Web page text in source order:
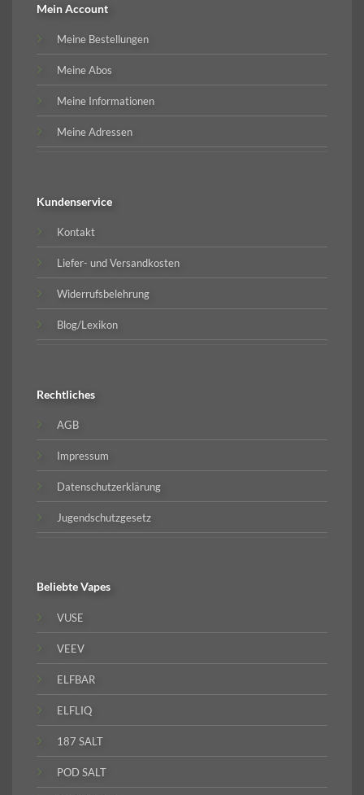
Mein Account
Meine Bestellungen
Meine Abos
Meine Informationen
Meine Adressen
Kundenservice
Kontakt
Liefer- und Versandkosten
Widerrufsbelehrung
Blog/Lexikon
Rechtliches
AGB
Impressum
Datenschutzerklärung
Jugendschutzgesetz
BeliebteVapes
VUSE
VEEV
ELFBAR
ELFLIQ
187 SALT
POD SALT